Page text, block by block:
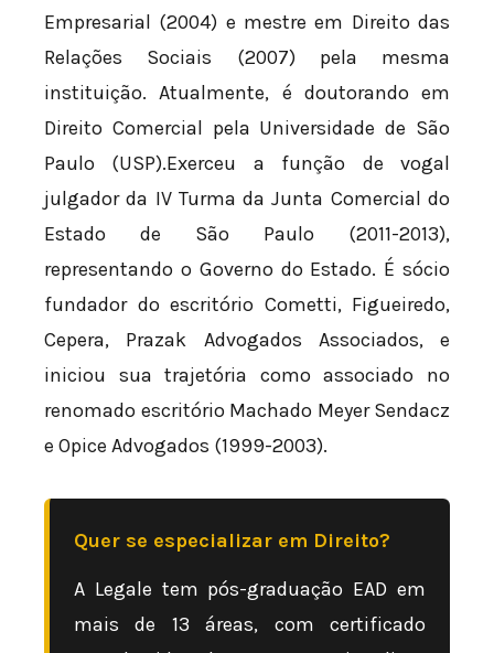
Empresarial (2004) e mestre em Direito das
Relações Sociais (2007) pela mesma
instituição. Atualmente, é doutorando em
Direito Comercial pela Universidade de São
Paulo (USP).Exerceu a função de vogal
julgador da IV Turma da Junta Comercial do
Estado de São Paulo (2011-2013),
representando o Governo do Estado. É sócio
fundador do escritório Cometti, Figueiredo,
Cepera, Prazak Advogados Associados, e
iniciou sua trajetória como associado no
renomado escritório Machado Meyer Sendacz
e Opice Advogados (1999-2003).
Quer se especializar em Direito?
A Legale tem pós-graduação EAD em
mais de 13 áreas, com certificado